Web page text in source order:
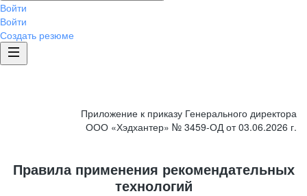
Войти
Войти
Создать резюме
Приложение к приказу Генерального директора
ООО «Хэдхантер» № 3459-ОД от 03.06.2026 г.
Правила применения рекомендательных
технологий